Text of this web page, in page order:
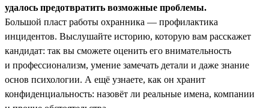
удалось предотвратить возможные проблемы.
Большой пласт работы охранника — профилактика
инцидентов. Выслушайте историю, которую вам расскажет
кандидат: так вы сможете оценить его внимательность
и профессионализм, умение замечать детали и даже знание
основ психологии. А ещё узнаете, как он хранит
конфиденциальность: назовёт ли реальные имена, компании